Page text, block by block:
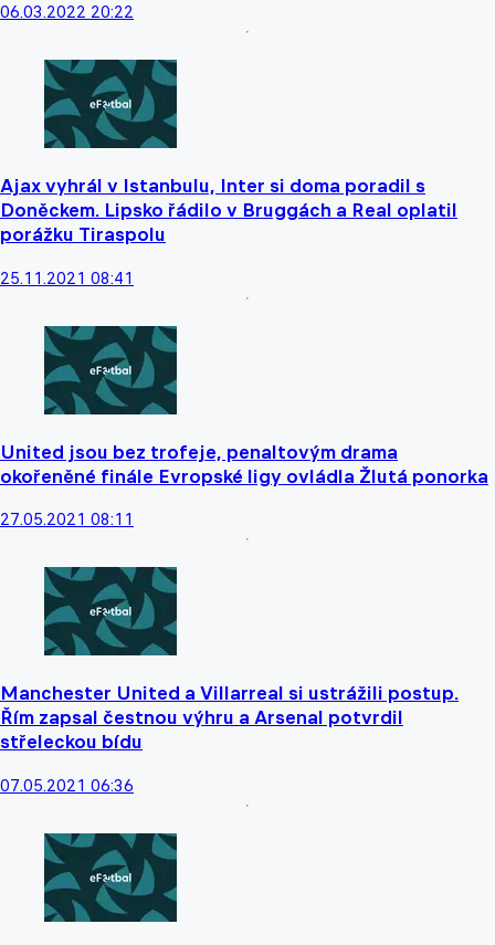
06.03.2022 20:22
Ajax vyhrál v Istanbulu, Inter si doma poradil s
Doněckem. Lipsko řádilo v Bruggách a Real oplatil
porážku Tiraspolu
25.11.2021 08:41
United jsou bez trofeje, penaltovým drama
okořeněné finále Evropské ligy ovládla Žlutá ponorka
27.05.2021 08:11
Manchester United a Villarreal si ustrážili postup.
Řím zapsal čestnou výhru a Arsenal potvrdil
střeleckou bídu
07.05.2021 06:36